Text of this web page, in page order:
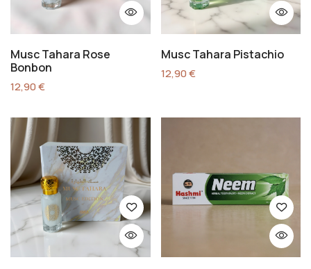
Musc Tahara Rose
Bonbon
12,90€
Musc Tahara Pistachio
12,90€